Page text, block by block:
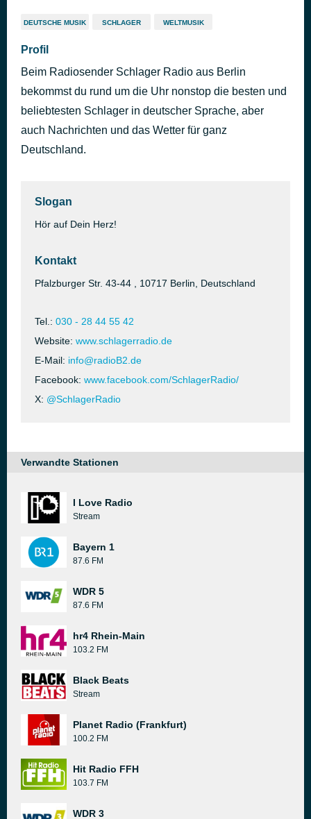
Wer Liebe lebt
Buongiorno
Pietro Basile
Ein ganzer Sommer
vor 47 Minuten
DEUTSCHE MUSIK SCHLAGER WELTMUSIK
Profil
Beim Radiosender Schlager Radio aus Berlin
bekommst du rund um die Uhr nonstop die besten und
beliebtesten Schlager in deutscher Sprache, aber
auch Nachrichten und das Wetter für ganz
Deutschland.
Slogan
Hör auf Dein Herz!
Kontakt
Pfalzburger Str. 43-44 , 10717 Berlin, Deutschland
Tel.: 030 - 28 44 55 42
Website: www.schlagerradio.de
E-Mail: info@radioB2.de
Facebook: www.facebook.com/SchlagerRadio/
X: @SchlagerRadio
Verwandte Stationen
I Love Radio
Stream
Bayern 1
87.6 FM
WDR 5
87.6 FM
hr4 Rhein-Main
103.2 FM
Black Beats
Stream
Planet Radio (Frankfurt)
100.2 FM
Hit Radio FFH
103.7 FM
WDR 3